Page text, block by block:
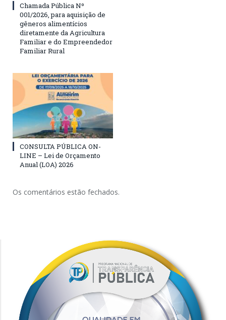
Chamada Pública Nº
001/2026, para aquisição de
gêneros alimentícios
diretamente da Agricultura
Familiar e do Empreendedor
Familiar Rural
CONSULTA PÚBLICA ON-
LINE – Lei de Orçamento
Anual (LOA) 2026
Os comentários estão fechados.